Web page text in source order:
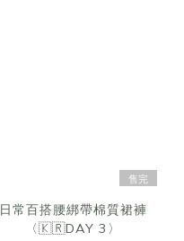
售完
日常百搭腰綁帶棉質裙褲
〈🇰🇷DAY 3〉